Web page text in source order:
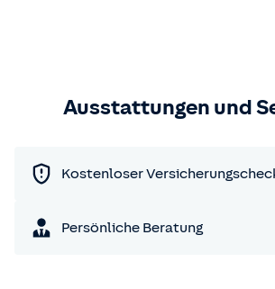
Ausstattungen und
Kostenloser
Persönliche Beratung